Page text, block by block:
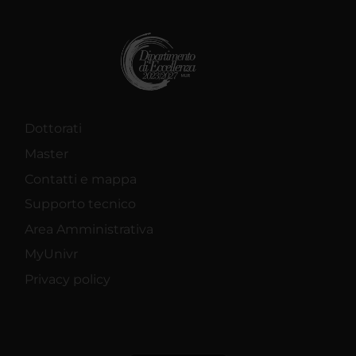
Dottorati
Master
Contatti e mappa
Supporto tecnico
Area Amministrativa
MyUnivr
Privacy policy